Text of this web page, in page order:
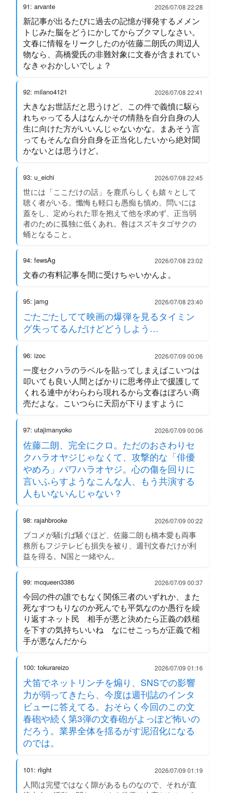
91: arvante 2026/07/08 22:28
新記事が出るたびに過去の記憶が揮発するメメン
トじみた脳をどうにかしてからブクマしなさい。
文春に情報をリークしたのが佐藤二朗氏の周辺人
物なら、高橋愛氏の非難対象に文春が含まれてい
なきゃおかしいでしょ？
92: milano4121 2026/07/08 22:41
大きなお世話だと思うけど、この件で義憤に駆ら
れちゃってる人はなんかその情熱を自分自身の人
生に向けた方がいいんじゃないかな。まあそう言
ってもそんな自分自身を正当化したいから絶対聞
かないとは思うけど。
93: u_eichi 2026/07/08 22:45
世には「ここだけの話」を鹿爪らしくも嬉々として
聴く者がいる。懺悔も軽口も愚痴も慎め。問いには
蓋をし、定められた罪を抱えて他を求めず、正当弱
者のために孤独に低くあれ。咎はスズキタゴサクの
蛹となること。
94: fewsAg 2026/07/08 23:02
文春の有料記事を間に受けちゃいかんよ。
95: jamg 2026/07/08 23:40
ごたごたしてて映画の爆弾を見るタイミン
グ失ってるんだけどどうしよう…
96: izoc 2026/07/09 00:06
一度セクハラのラベルを貼ってしまえばこいつは
叩いても良い人間とばかりに思考停止で援護して
くれる連中がわらわら現れるから文春はぼろい商
売だよな。こいつらに天罰が下りますように
97: utajimanyoko 2026/07/09 00:06
佐藤二朗、完全にクロ。ただのおさわりセ
クハラオヤジじゃなくて、攻撃的な「俳優
やめろ」パワハラオヤジ。心の傷を回りに
言いふらすようなこんな人、もう共演する
人もいないんじゃない？
98: rajahbrooke 2026/07/09 00:22
ブコメが騒げば騒ぐほど、佐藤二朗も橋本愛も両事
務所もフジテレビも損失を被り、週刊文春だけが利
益を得る。N国と一緒やん。
99: mcqueen3386 2026/07/09 00:37
今回の件の誰でもなく関係三者のいずれか、また
死なすつもりなのか死んでも平気なのか愚行を繰
り返すネット民 相手が悪と決めたら正義の鉄槌
を下すの気持ちいいね なにせこっちが正義で相
手が悪なんだから
100: tokurareizo 2026/07/09 01:16
犬笛でネットリンチを煽り、SNSでの影響
力が弱ってきたら、今度は週刊誌のインタ
ビューに答えてる。おそらく今回のこの文
春砲や続く第3弾の文春砲がよっぽど怖いの
だろう。業界全体を揺るがす泥沼化になる
のでは。
101: rlight 2026/07/09 01:19
人間は完璧ではなく隙があるものなので、それが直